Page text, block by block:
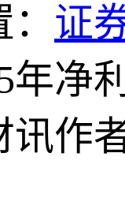
证
年净
讯作